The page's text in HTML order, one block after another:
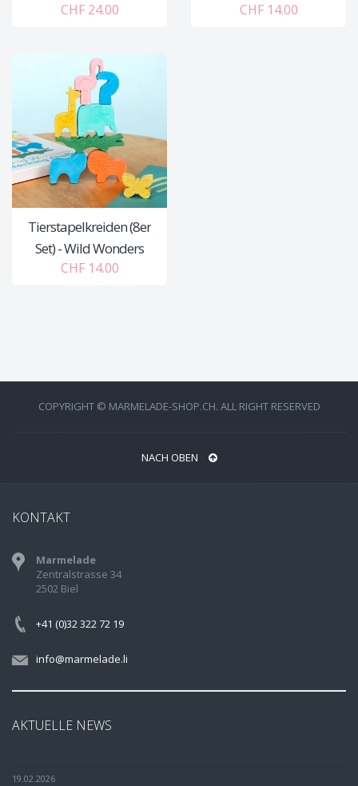
CHF 24.00 CHF 14.00
Tierstapelkreiden (8er
Set) - Wild Wonders
CHF 14.00
COPYRIGHT © MARMELADE-SHOP.CH. ALL RIGHT RESERVED
NACH OBEN
KONTAKT
Marmelade
Zentralstrasse 34
2502 Biel
+41 (0)32 322 72 19
info@marmelade.li
AKTUELLE NEWS
19.02.2026